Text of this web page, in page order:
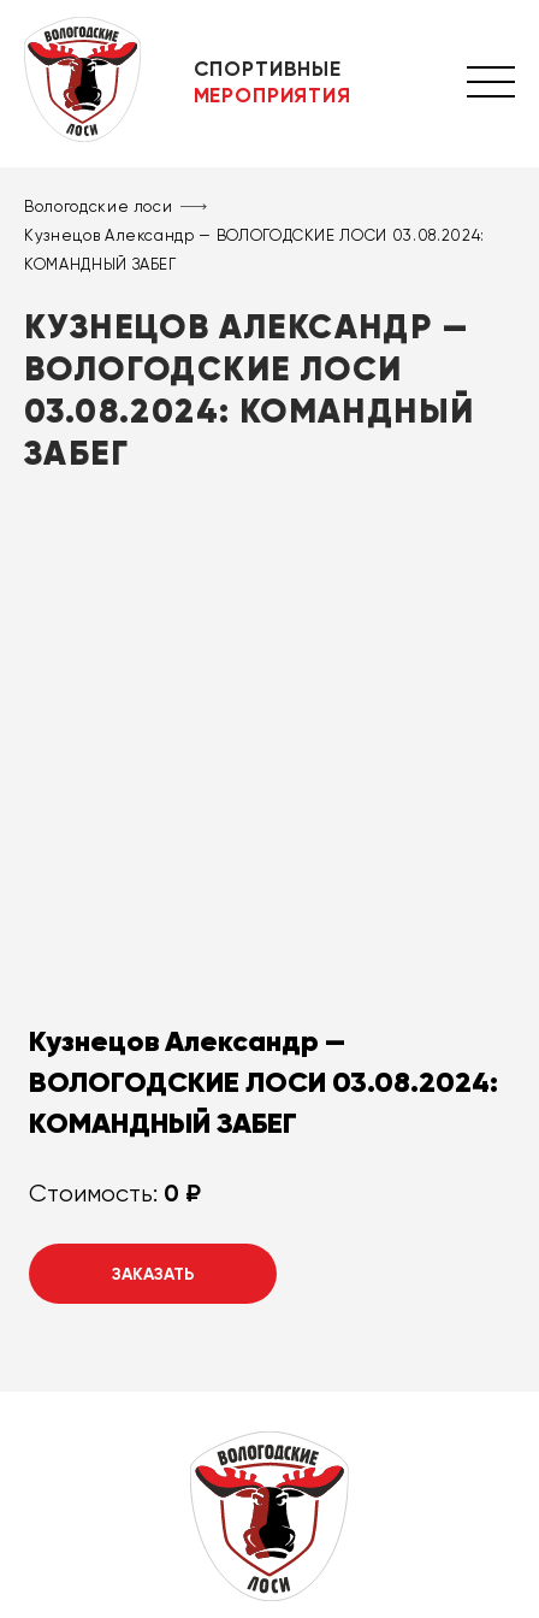
СПОРТИВНЫЕ
МЕРОПРИЯТИЯ
Вологодские лоси
Кузнецов Александр — ВОЛОГОДСКИЕ ЛОСИ 03.08.2024:
КОМАНДНЫЙ ЗАБЕГ
КУЗНЕЦОВ АЛЕКСАНДР —
ВОЛОГОДСКИЕ ЛОСИ
03.08.2024: КОМАНДНЫЙ
ЗАБЕГ
Кузнецов Александр —
ВОЛОГОДСКИЕ ЛОСИ 03.08.2024:
КОМАНДНЫЙ ЗАБЕГ
Стоимость: 0 ₽
ЗАКАЗАТЬ